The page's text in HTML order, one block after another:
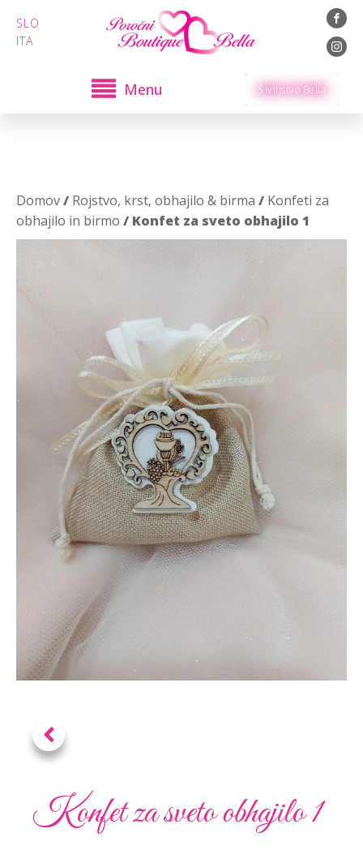
SLO
ITA
Menu Šiviljstvo Bella
Domov/ Rojstvo, krst, obhajilo & birma / Konfeti za
obhajilo in birmo / Konfet za sveto obhajilo 1
Konfet za sveto obhajilo 1